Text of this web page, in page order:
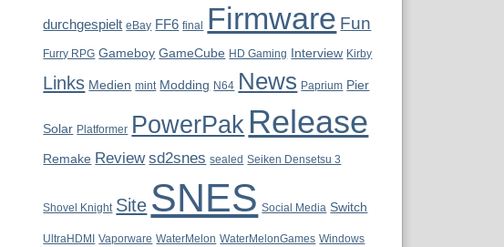
durchgespielt eBay FF6 final Firmware Fun
Furry RPG Gameboy GameCube HD Gaming Interview Kirby
Links Medien mint Modding N64 News Paprium Pier
Solar Platformer PowerPak Release
Remake Review sd2snes sealed Seiken Densetsu 3
Shovel Knight Site SNES Social Media Switch
UltraHDMI Vaporware WaterMelon WaterMelonGames Windows